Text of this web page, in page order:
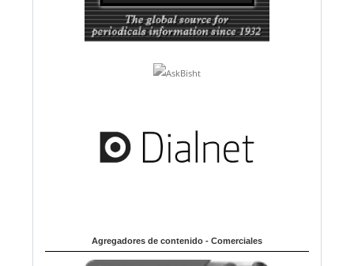
Agregadores de contenido - Comerciales